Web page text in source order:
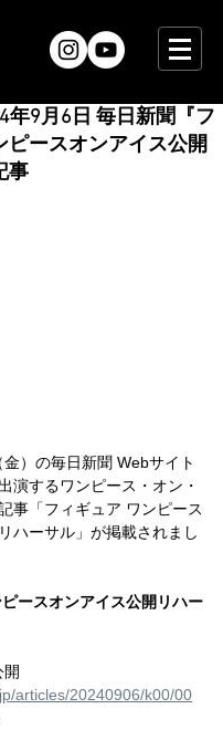
年9月6日 毎日新聞『フ
ースオンアイス公開
事
）の毎日新聞 Webサイト
演するワンピース・オン・
事「フィギュア ワンピース
ハーサル」が掲載されまし
ースオンアイス公開リハー
articles/20240906/k00/00